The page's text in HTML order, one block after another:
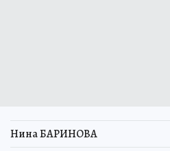
Нина БАРИНОВА